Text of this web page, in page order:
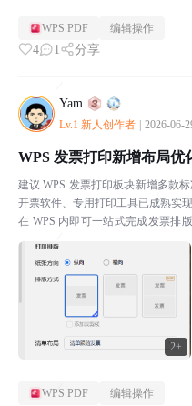
WPS PDF 编辑操作
4 1 分享
Yam
Lv.1 新人创作者 | 2026-06-
2+
WPS 发票打印新增布局优
建议 WPS 发票打印板块新增多款
开票软件、专用打印工具已成熟实
在 WPS 内即可一站式完成发票排
WPS PDF 编辑操作